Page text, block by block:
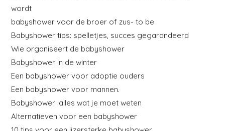
wordt
babyshower voor de broer of zus- to be
Babyshower tips: spelletjes, succes gegarandeerd
Wie organiseert de babyshower
Babyshower in de winter
Een babyshower voor adoptie ouders
Een babyshower voor mannen.
Babyshower: alles wat je moet weten
Alternatieven voor een babyshower